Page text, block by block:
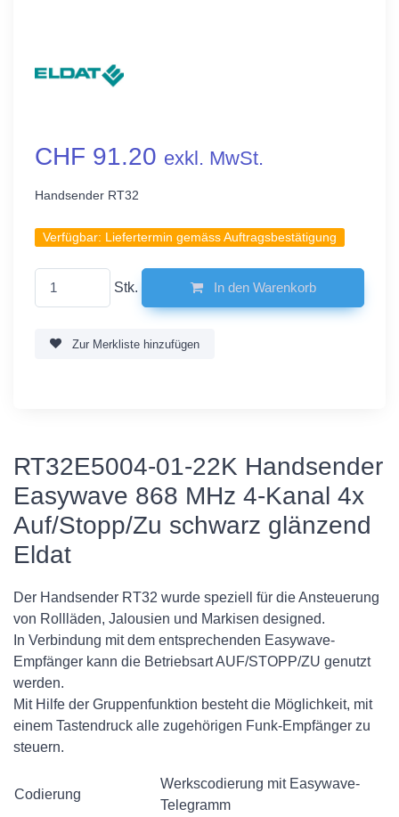
CHF 91.20 exkl. MwSt.
Handsender RT32
Verfügbar: Liefertermin gemäss Auftragsbestätigung
Stk. In den Warenkorb
Zur Merkliste hinzufügen
RT32E5004-01-22K Handsender
Easywave 868 MHz 4-Kanal 4x
Auf/Stopp/Zu schwarz glänzend
Eldat
Der Handsender RT32 wurde speziell für die Ansteuerung
von Rollläden, Jalousien und Markisen designed.
In Verbindung mit dem entsprechenden Easywave-
Empfänger kann die Betriebsart AUF/STOPP/ZU genutzt
werden.
Mit Hilfe der Gruppenfunktion besteht die Möglichkeit, mit
einem Tastendruck alle zugehörigen Funk-Empfänger zu
steuern.
Codierung
Werkscodierung mit Easywave-
Telegramm